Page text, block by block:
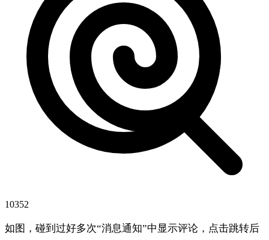
10352
如图，碰到过好多次“消息通知”中显示评论，点击跳转后